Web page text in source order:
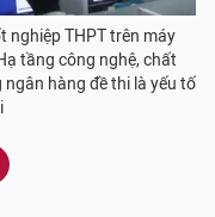
nghiệp THPT trên máy
tầng công nghệ, chất
ngân hàng đề thi là yếu tố